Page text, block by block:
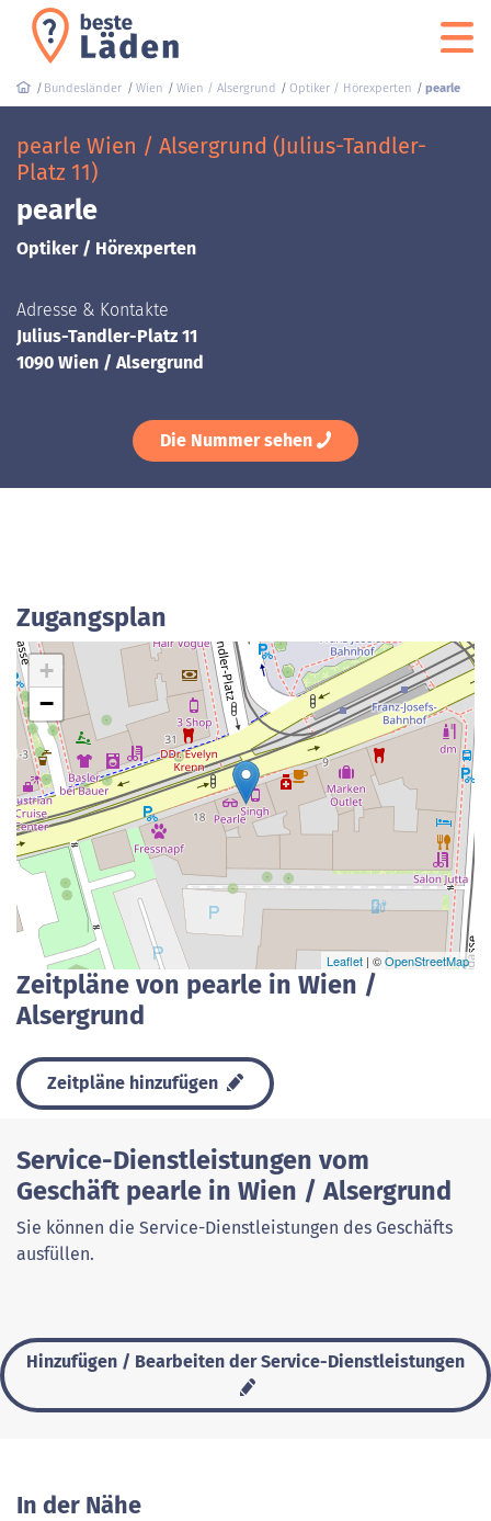
Bundesländer Wien Wien / Alsergrund Optiker / Hörexperten pearle
pearle Wien / Alsergrund (Julius-Tandler-
Platz 11)
pearle
Optiker / Hörexperten
Adresse & Kontakte
Julius-Tandler-Platz 11
1090 Wien / Alsergrund
Die Nummer sehen
Zugangsplan
+
−
Leaflet | ©OpenStreetMap
Zeitpläne von pearle in Wien /
Alsergrund
Zeitpläne hinzufügen
Service-Dienstleistungen vom
Geschäft pearle in Wien / Alsergrund
Sie können die Service-Dienstleistungen des Geschäfts
ausfüllen.
Hinzufügen / Bearbeiten der Service-Dienstleistungen
In der Nähe